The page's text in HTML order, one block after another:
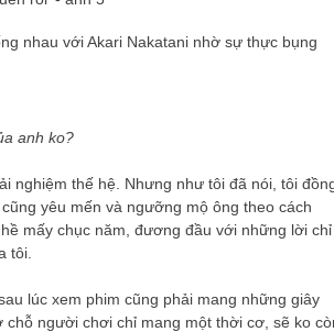
nhau với Akari Nakatani nhờ sự thực bụng
anh ko?
nghiệm thế hệ. Nhưng như tôi đã nói, tôi
yêu mến và ngưỡng mộ ông theo cách
mấy chục năm, đương đầu với những lời chỉ
tôi.
lúc xem phim cũng phải mang những giây
người chơi chỉ mang một thời cơ, sẽ ko